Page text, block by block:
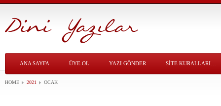
ANA SAYFA ÜYE OL YAZI GÖNDER SITE KURALLARI…
HOME 2021 OCAK